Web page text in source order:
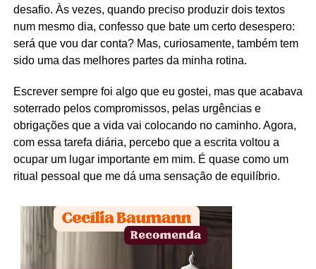
desafio. Às vezes, quando preciso produzir dois textos
num mesmo dia, confesso que bate um certo desespero:
será que vou dar conta? Mas, curiosamente, também tem
sido uma das melhores partes da minha rotina.
Escrever sempre foi algo que eu gostei, mas que acabava
soterrado pelos compromissos, pelas urgências e
obrigações que a vida vai colocando no caminho. Agora,
com essa tarefa diária, percebo que a escrita voltou a
ocupar um lugar importante em mim. É quase como um
ritual pessoal que me dá uma sensação de equilíbrio.